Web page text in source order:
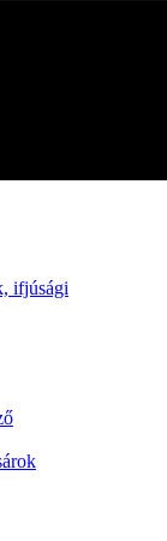
ifjúsági